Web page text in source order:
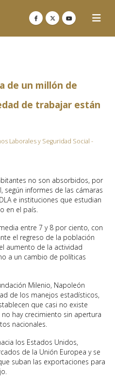
de un millón de
de trabajar están
Laborales y Seguridad Social -
no son absorbidos, por
según informes de las cámaras
e instituciones que estudian
en el país.
entre 7 y 8 por ciento, con
el regreso de la población
aumento de la actividad
a un cambio de políticas
Milenio, Napoleón
de los manejos estadísticos,
que casi no existe
hay crecimiento sin apertura
nacionales.
los Estados Unidos,
de la Unión Europea y se
suban las exportaciones para